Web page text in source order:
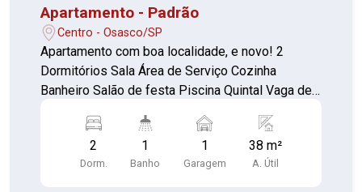
Apartamento - Padrão
Centro - Osasco/SP
Apartamento com boa localidade, e novo! 2
Dormitórios Sala Área de Serviço Cozinha
Banheiro Salão de festa Piscina Quintal Vaga de
2
Dorm.
1
Banho
1
Garagem
38 m²
A. Útil